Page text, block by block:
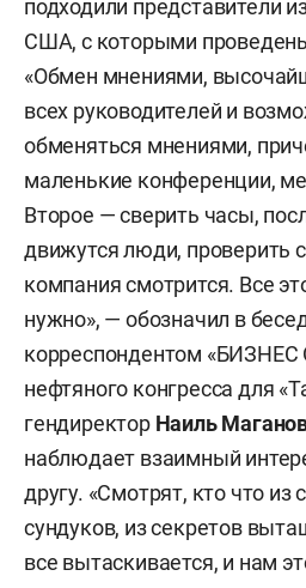
подходили представители
США, с которыми
«Обмен мнениями,
всех руководителей и
обменяться мнениями,
маленькие конференции,
Второе — сверить часы,
движутся люди, проверить
компания смотрится. Все
нужно», — обозначил в
корреспондентом «БИЗНЕС
нефтяного конгресса для
гендиректор Наиль
наблюдает взаимный
другу. «Смотрят, кто что из
сундуков, из секретов
все вытаскивается, и нам